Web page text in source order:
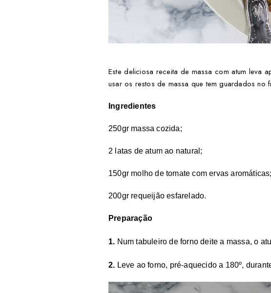
Este deliciosa receita de massa com atum leva
usar os restos de massa que tem guardados no
Ingredientes
250gr massa cozida;
2 latas de atum ao natural;
150gr molho de tomate com ervas aromáticas;
200gr requeijão esfarelado.
Preparação
1. Num tabuleiro de forno deite a massa, o
2. Leve ao forno, pré-aquecido a 180º,